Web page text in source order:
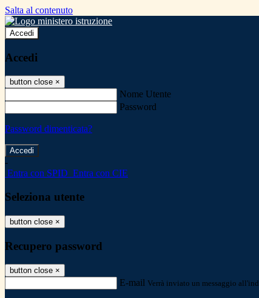
Salta al contenuto
Accedi
Accedi
button close ×
Nome Utente
Password
Password dimenticata?
-
Entra con SPID Entra con CIE
Seleziona utente
button close ×
Recupero password
button close ×
E-mail Verrà inviato un messaggio